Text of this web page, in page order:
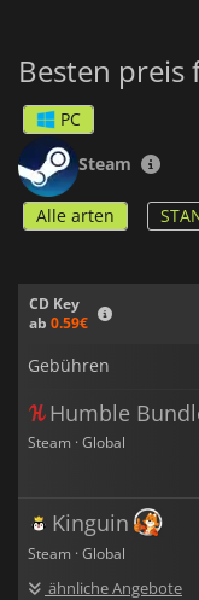
Besten preis
PC
Steam
Alle arten
CD Key
ab 0.59€
Gebühren
Humble
Steam · Global
Kinguin
Steam · Global
ähnliche Angebote